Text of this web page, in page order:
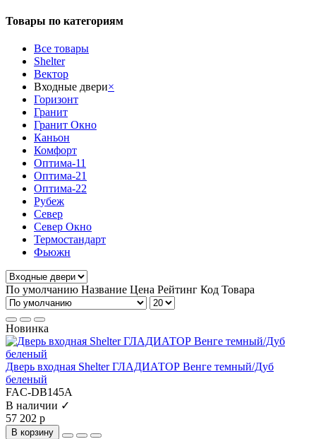
Товары по категориям
Все товары
Shelter
Вектор
Входные двери×
Горизонт
Гранит
Гранит Окно
Каньон
Комфорт
Оптима-11
Оптима-21
Оптима-22
Рубеж
Север
Север Окно
Термостандарт
Фьюжн
По умолчанию Название Цена Рейтинг Код Товара
Новинка
Дверь входная Shelter ГЛАДИАТОР Венге темный/Дуб
беленый
FAC-DB145A
В наличии ✓
57 202 р
В корзину